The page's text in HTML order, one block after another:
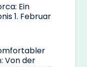
Ein
1. Februar
Von der